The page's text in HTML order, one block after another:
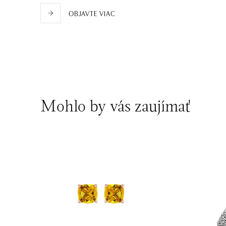
Roztylská 2321/19, 148 00 Praha 4 - Chodov
tel.: +420730524389
OBJAVTE VIAC
Mohlo by vás zaujímať